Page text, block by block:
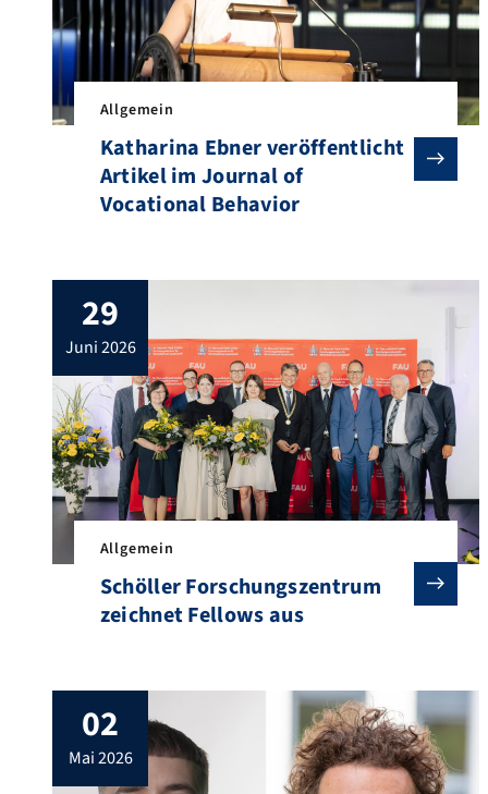
Allgemein
Katharina Ebner veröffentlicht
Artikel im Journal of
Vocational Behavior
29
juni 2026
Allgemein
Schöller Forschungszentrum
zeichnet Fellows aus
02
mai 2026